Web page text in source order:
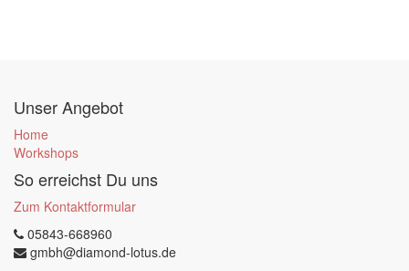
Unser Angebot
Home
Workshops
So erreichst Du uns
Zum Kontaktformular
05843-668960
gmbh@diamond-lotus.de